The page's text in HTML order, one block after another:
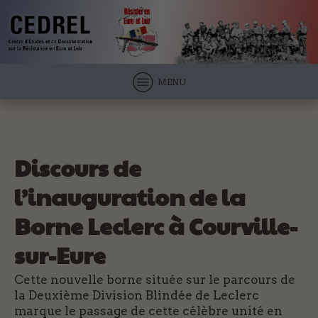
MENU
Discours de
l’inauguration de la
Borne Leclerc à Courville-
sur-Eure
Cette nouvelle borne située sur le parcours de
la Deuxième Division Blindée de Leclerc
marque le passage de cette célèbre unité en